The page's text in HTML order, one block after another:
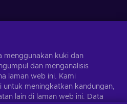
yang diperibadikan
Langgan
pada bila-bila masa.Lawati notis
menggunakan kuki dan
dan menganalisis
laman web ini. Kami
untuk meningkatkan kandungan,
lain di laman web ini. Data